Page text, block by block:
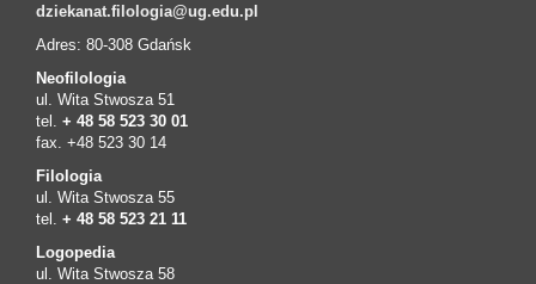
dziekanat.filologia@ug.edu.pl
Adres: 80-308 Gdańsk
Neofilologia
ul. Wita Stwosza 51
tel. + 48 58 523 30 01
fax. +48 523 30 14
Filologia
ul. Wita Stwosza 55
tel. + 48 58 523 21 11
Logopedia
ul. Wita Stwosza 58